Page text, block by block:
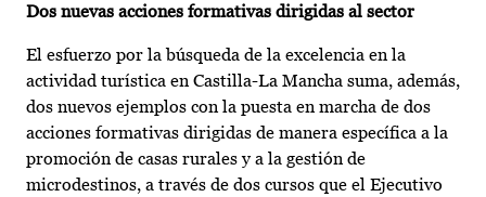
Dos nuevas acciones formativas dirigidas al sector
El esfuerzo por la búsqueda de la excelencia en la
actividad turística en Castilla-La Mancha suma, además,
dos nuevos ejemplos con la puesta en marcha de dos
acciones formativas dirigidas de manera específica a la
promoción de casas rurales y a la gestión de
microdestinos, a través de dos cursos que el Ejecutivo